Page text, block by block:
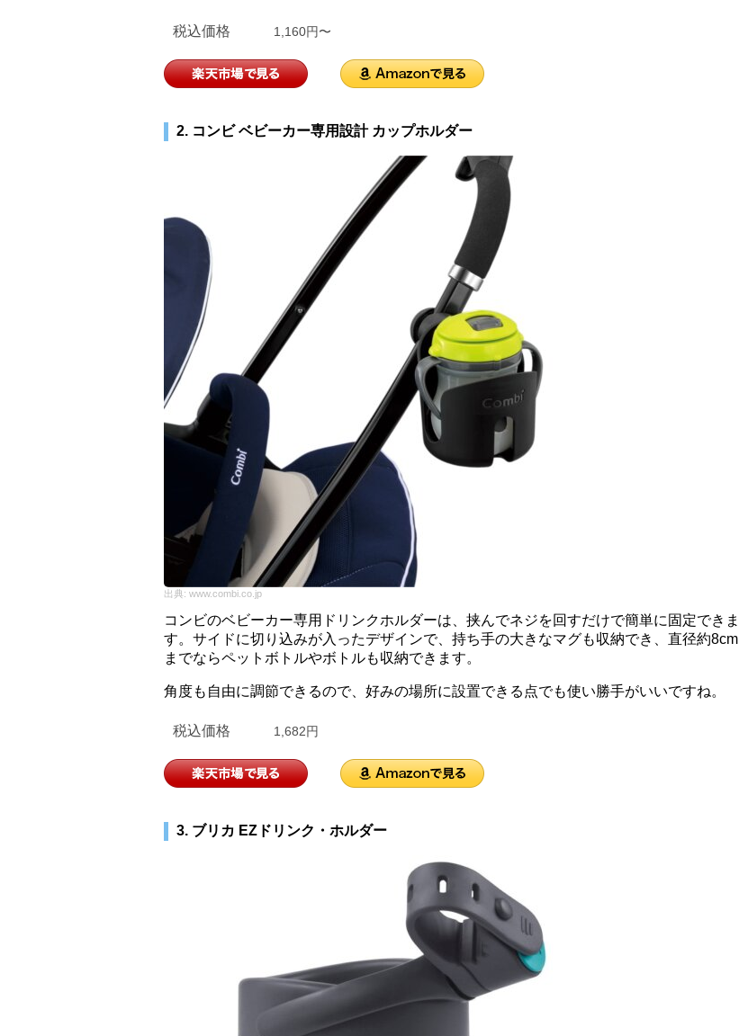
税込価格 1,160円〜
2. コンビ ベビーカー専用設計 カップホルダー
出典: www.combi.co.jp
コンビのベビーカー専用ドリンクホルダーは、挟んでネジを回すだけで簡単に固定できま
す。サイドに切り込みが入ったデザインで、持ち手の大きなマグも収納でき、直径約8cm
までならペットボトルやボトルも収納できます。
角度も自由に調節できるので、好みの場所に設置できる点でも使い勝手がいいですね。
税込価格 1,682円
3. ブリカ EZドリンク・ホルダー